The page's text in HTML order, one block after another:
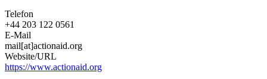
Telefon
+44 203 122 0561
E-Mail
mail[at]actionaid.org
Website/URL
https://www.actionaid.org